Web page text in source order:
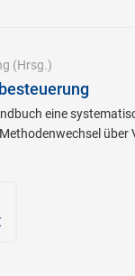
(Hrsg.)
eine
über